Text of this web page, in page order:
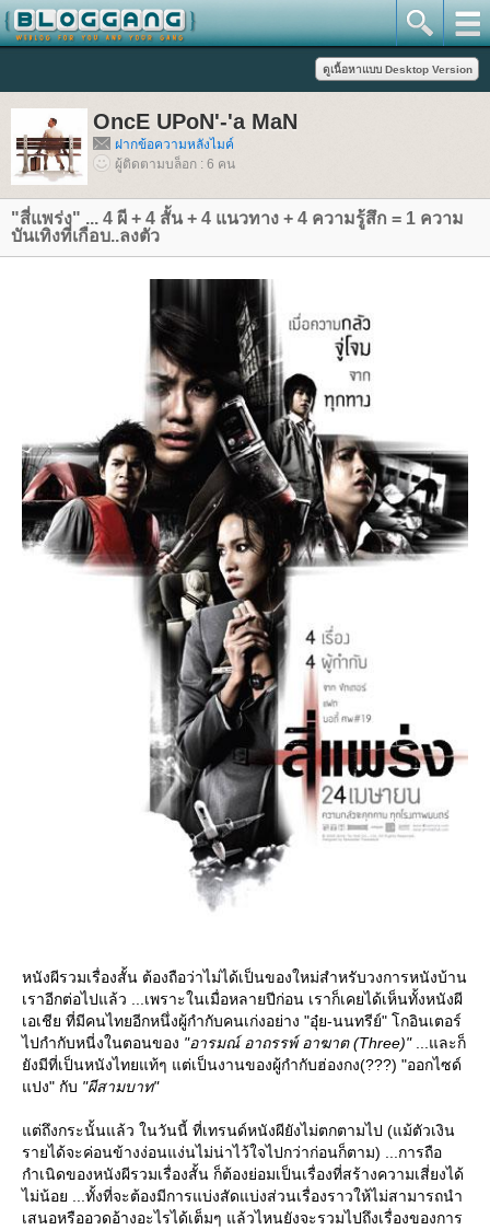
OncE UPoN'-'a MaN
ฝากข้อความหลังไมค์
ผู้ติดตามบล็อก : 6 คน
"สี่แพร่ง" ... 4 ผี + 4 สั้น + 4 แนวทาง + 4 ความรู้สึก = 1 ความ
บันเทิงที่เกือบ..ลงตัว
หนังผีรวมเรื่องสั้น ต้องถือว่าไม่ได้เป็นของใหม่สำหรับวงการหนังบ้าน
เราอีกต่อไปแล้ว ...เพราะในเมื่อหลายปีก่อน เราก็เคยได้เห็นทั้งหนังผี
เอเชีย ที่มีคนไทยอีกหนึ่งผู้กำกับคนเก่งอย่าง "อุ๋ย-นนทรีย์" โกอินเตอร์
ไปกำกับหนี่งในตอนของ "อารมณ์ อาถรรพ์ อาฆาต (Three)"...และก็
ังมีที่เป็นหนังไทยแท้ๆ แต่เป็นงานของผู้กำกับฮ่องกง(???) "ออกไซด์
ปง" กับ "ผีสามบาท"
ต่ถึงกระนั้นแล้ว ในวันนี้ ที่เทรนด์หนังผียังไม่ตกตามไป (แม้ตัวเงิน
รายได้จะค่อนข้างง่อนแง่นไม่น่าไว้ใจไปกว่าก่อนก็ตาม) ...การถือ
กำเนิดของหนังผีรวมเรื่องสั้น ก็ต้องย่อมเป็นเรื่องที่สร้างความเสี่ยงได้
ไม่น้อย ...ทั้งที่จะต้องมีการแบ่งสัดแบ่งส่วนเรื่องราวให้ไม่สามารถนำ
เสนอหรืออวดอ้างอะไรได้เต็มๆ แล้วไหนยังจะรวมไปถึงเรื่องของการ